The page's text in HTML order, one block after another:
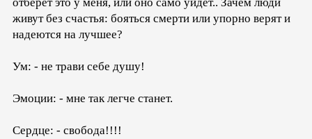
живут без счастья: бояться смерти или упорно верят и
надеются на лучшее?
Ум: - не трави себе душу!
Эмоции: - мне так легче станет.
Сердце: - свобода!!!!